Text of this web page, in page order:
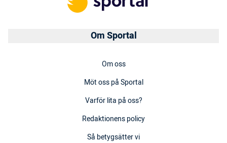
Om Sportal
Om oss
Möt oss på Sportal
Varför lita på oss?
Redaktionens policy
Så betygsätter vi